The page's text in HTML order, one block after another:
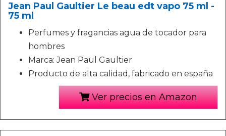
Jean Paul Gaultier Le beau edt vapo 75 ml -
75 ml
Perfumes y fragancias agua de tocador para
hombres
Marca: Jean Paul Gaultier
Producto de alta calidad, fabricado en españa
Ver precios en Amazon